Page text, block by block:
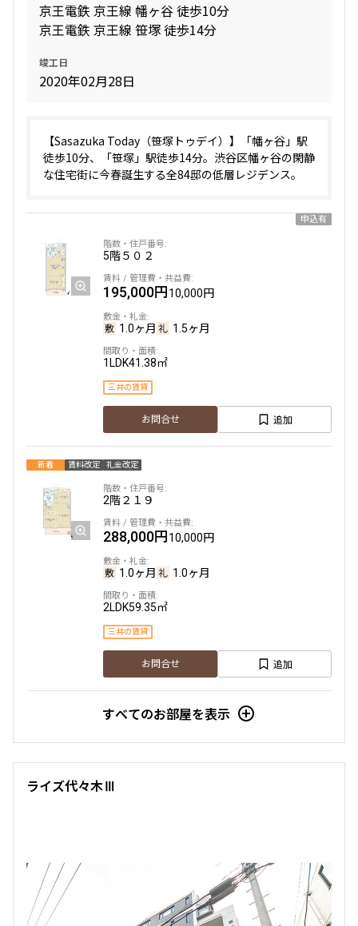
京王電鉄 京王線 幡ヶ谷 徒歩10分
京王電鉄 京王線 笹塚 徒歩14分
竣工日
2020年02月28日
【Sasazuka Today（笹塚トゥデイ）】「幡ヶ谷」駅
徒歩10分、「笹塚」駅徒歩14分。渋谷区幡ヶ谷の閑静
な住宅街に今春誕生する全84邸の低層レジデンス。
申込有
5階５０２
195,000円10,000円
1.0ヶ月 1.5ヶ月
1LDK41.38㎡
三井の賃貸
お問合せ 追加
新着 賃料改定 礼金改定
2階２１９
288,000円10,000円
1.0ヶ月 1.0ヶ月
2LDK59.35㎡
三井の賃貸
お問合せ 追加
すべてのお部屋を表示
ライズ代々木Ⅲ